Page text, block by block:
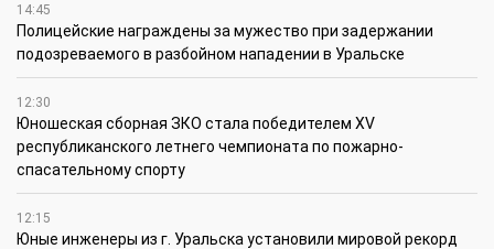
14:45
Полицейские награждены за мужество при задержании
подозреваемого в разбойном нападении в Уральске
12:30
Юношеская сборная ЗКО стала победителем XV
республиканского летнего чемпионата по пожарно-
спасательному спорту
12:15
Юные инженеры из г. Уральска установили мировой рекорд